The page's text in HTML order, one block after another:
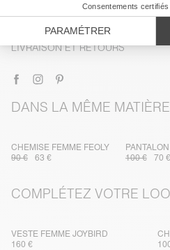
TRAÇABILITÉ
LIVRAISON ET RETOURS
DANS LA MÊME MATIÈRE
CHEMISE FEMME FEOLY
90 €
63 €
100 €
70 €
COMPLÉTEZ VOTRE
VESTE FEMME JOYBIRD
160 €